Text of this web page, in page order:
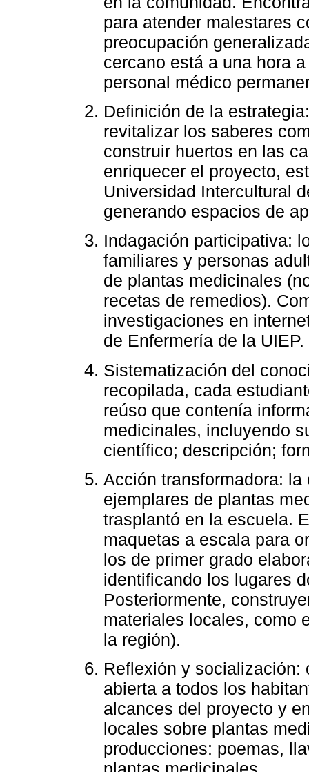
para atender malestares
preocupación
cercano está a una hora
personal médico
Definición de la
revitalizar los saberes
construir huertos en las
enriquecer el proyecto,
Universidad Intercultural
generando espacios de
Indagación participativa:
familiares y personas
de plantas medicinales
recetas de remedios).
investigaciones en
de Enfermería de la UIEP.
Sistematización del
recopilada, cada
reúso que contenía
medicinales, incluyendo
científico; descripción;
Acción transformadora:
ejemplares de plantas
trasplantó en la escuela.
maquetas a escala para
los de primer grado
identificando los lugares
Posteriormente,
materiales locales, como
la región).
Reflexión y socialización:
abierta a todos los
alcances del proyecto y
locales sobre plantas
producciones: poemas,